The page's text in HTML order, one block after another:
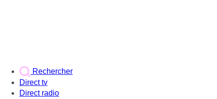
Rechercher
Direct tv
Direct radio